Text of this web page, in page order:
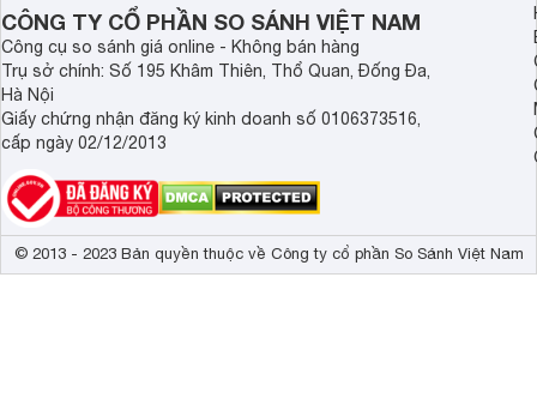
CÔNG TY CỔ PHẦN SO SÁNH VIỆT NAM
Công cụ so sánh giá online - Không bán hàng
Trụ sở chính: Số 195 Khâm Thiên, Thổ Quan, Đống Đa,
Hà Nội
Giấy chứng nhận đăng ký kinh doanh số 0106373516,
cấp ngày 02/12/2013
© 2013 - 2023 Bản quyền thuộc về Công ty cổ phần So Sánh Việt Nam